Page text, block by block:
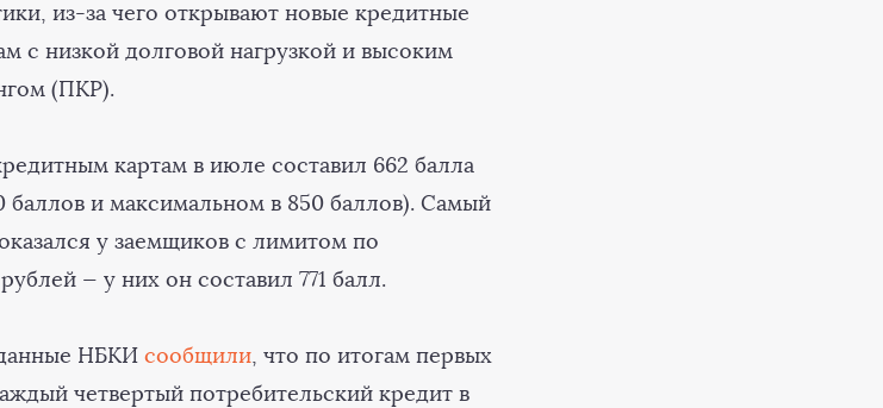
из-за чего открывают новые кредитные
с низкой долговой нагрузкой и высоким
(ПКР).
картам в июле составил 662 балла
и максимальном в 850 баллов). Самый
у заемщиков с лимитом по
— у них он составил 771 балл.
НБКИ сообщили, что по итогам первых
четвертый потребительский кредит в